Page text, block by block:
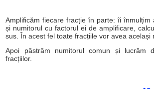
Amplificăm fiecare fracție în parte: îi înmulțim
și numitorul cu factorul ei de amplificare,
sus. În acest fel toate fracțiile vor avea același
Apoi păstrăm numitorul comun și lucrăm
fracțiilor.